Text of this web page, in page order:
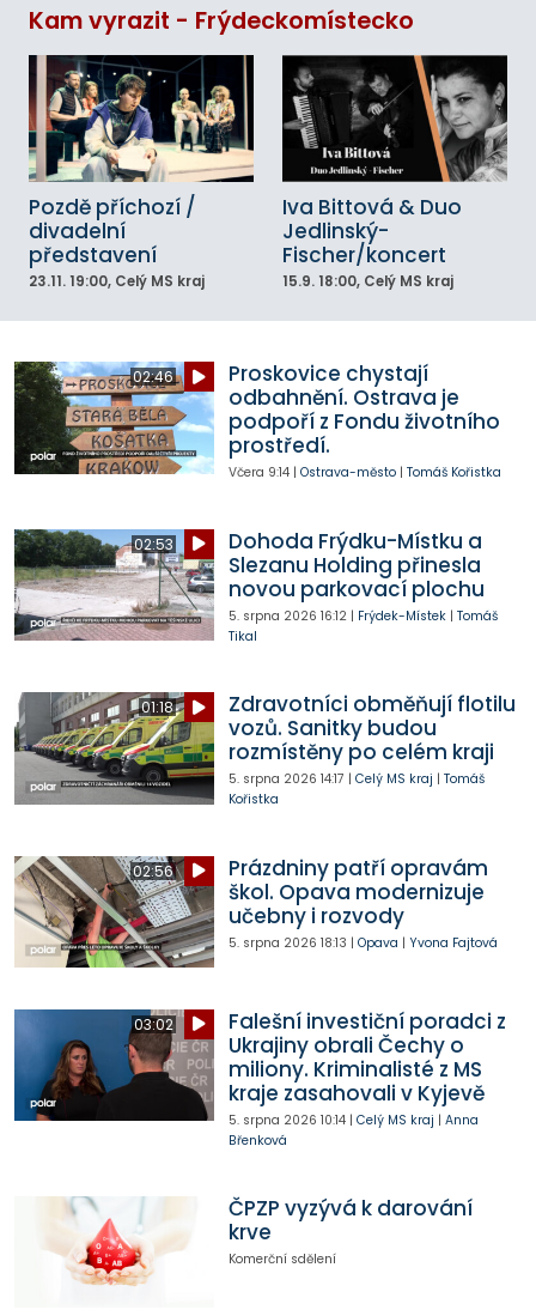
Kam vyrazit - Frýdeckomístecko
Pozdě příchozí /
divadelní
představení
23.11. 19:00, Celý MS kraj
Iva Bittová & Duo
Jedlinský-
Fischer/koncert
15.9. 18:00, Celý MS kraj
02:46
Proskovice chystají
odbahnění. Ostrava je
podpoří z Fondu životního
prostředí.
Včera 9:14| Ostrava-město| Tomáš Kořistka
02:53
Dohoda Frýdku-Místku a
Slezanu Holding přinesla
novou parkovací plochu
5. srpna 2026 16:12| Frýdek-Místek| Tomáš
Tikal
01:18
Zdravotníci obměňují flotilu
vozů. Sanitky budou
rozmístěny po celém kraji
5. srpna 2026 14:17 | Celý MS kraj | Tomáš
Kořistka
02:56
Prázdniny patří opravám
škol. Opava modernizuje
učebny i rozvody
5. srpna 2026 18:13 | Opava | Yvona Fajtová
03:02
Falešní investiční poradci z
Ukrajiny obrali Čechy o
miliony. Kriminalisté z MS
kraje zasahovali v Kyjevě
5. srpna 2026 10:14| Celý MS kraj | Anna
Břenková
ČPZP vyzývá k darování
krve
Komerční sdělení